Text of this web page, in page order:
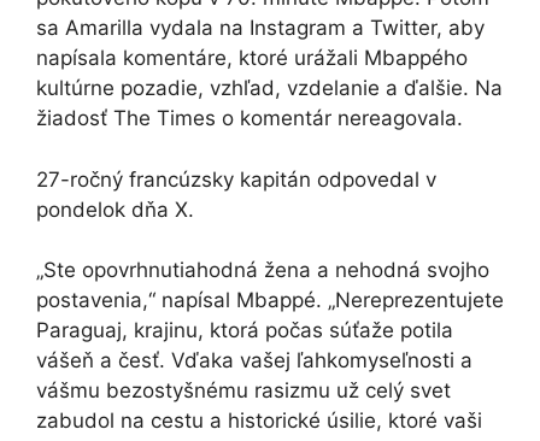
sa Amarilla vydala na Instagram a Twitter, aby
napísala komentáre, ktoré urážali Mbappého
kultúrne pozadie, vzhľad, vzdelanie a ďalšie. Na
žiadosť The Times o komentár nereagovala.
27-ročný francúzsky kapitán odpovedal v
pondelok dňa X.
„Ste opovrhnutiahodná žena a nehodná svojho
postavenia,“ napísal Mbappé. „Nereprezentujete
Paraguaj, krajinu, ktorá počas súťaže potila
vášeň a česť. Vďaka vašej ľahkomyseľnosti a
vášmu bezostyšnému rasizmu už celý svet
zabudol na cestu a historické úsilie, ktoré vaši